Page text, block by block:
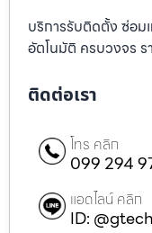
บริการรับติดตั้ง ซ่อม
อัตโนมัติ ครบวงจร ร
ติดต่อเรา
โทร คลิก
099 294
แอดไลน์ คลิก
ID: @gtech